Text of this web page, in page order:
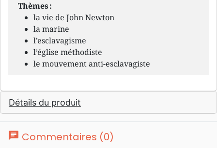
Thèmes :
la vie de John Newton
la marine
l’esclavagisme
l’église méthodiste
le mouvement anti-esclavagiste
Détails du produit
chat Commentaires (0)